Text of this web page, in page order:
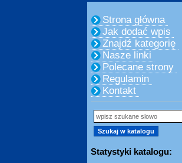
Strona główna
Jak dodać wpis
Znajdź kategorię
Nasze linki
Polecane strony
Regulamin
Kontakt
Statystyki katalogu: